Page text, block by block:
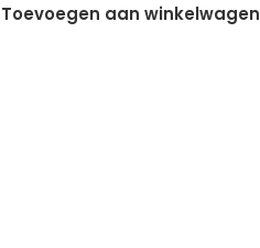
Toevoegen aan winkelwagen